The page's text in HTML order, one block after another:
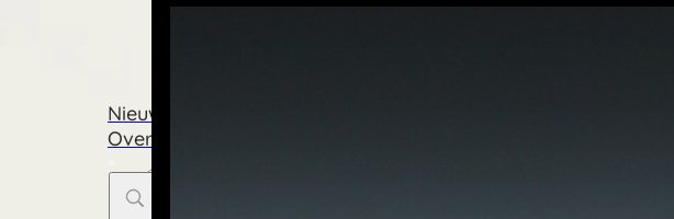
Keramisten
Nieuws & Blog
Over Capriolus